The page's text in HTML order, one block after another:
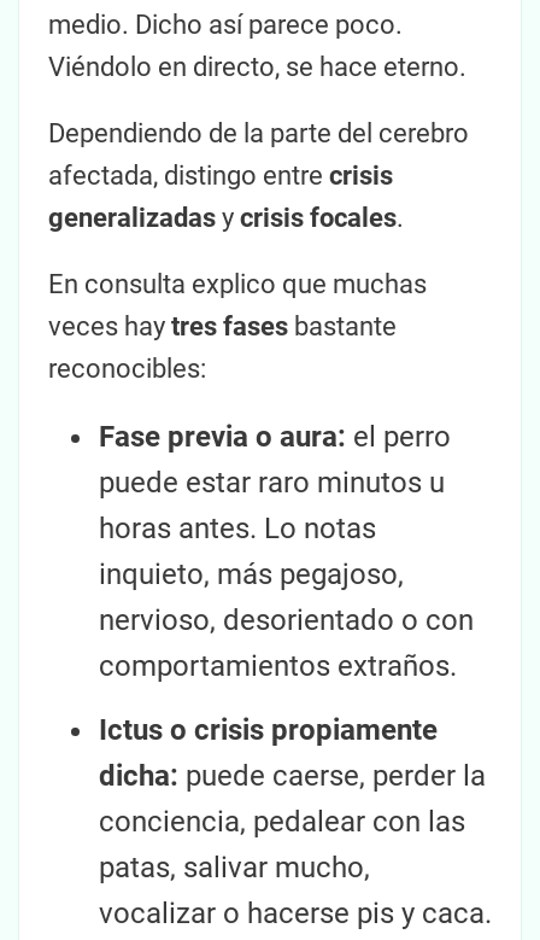
medio. Dicho así parece poco.
Viéndolo en directo, se hace eterno.
Dependiendo de la parte del cerebro
afectada, distingo entre crisis
generalizadas y crisis focales.
En consulta explico que muchas
veces hay tres fases bastante
reconocibles:
Fase previa o aura: el perro
puede estar raro minutos u
horas antes. Lo notas
inquieto, más pegajoso,
nervioso, desorientado o con
comportamientos extraños.
Ictus o crisis propiamente
dicha: puede caerse, perder la
conciencia, pedalear con las
patas, salivar mucho,
vocalizar o hacerse pis y caca.